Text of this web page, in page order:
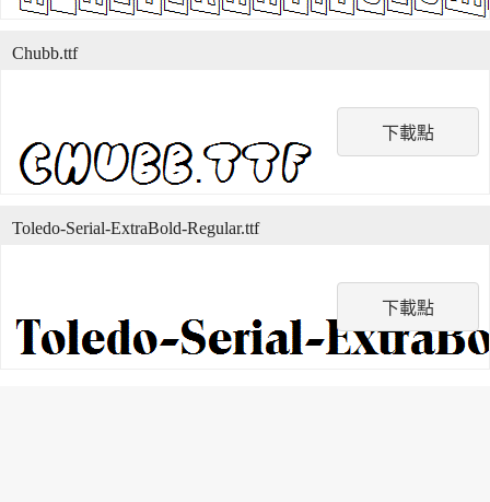
下載點
Chubb.ttf
下載點
Toledo-Serial-ExtraBold-Regular.ttf